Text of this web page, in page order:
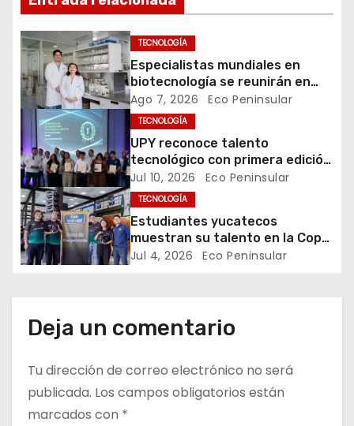
i
ó
n
d
e
e
n
t
d
a
s
TECNOLOGÍA
Especialistas mundiales en
biotecnología se reunirán en
Yucatán
Ago 7, 2026 Eco Peninsular
TECNOLOGÍA
UPY reconoce talento
tecnológico con primera edición
de los Tech Awards
Jul 10, 2026 Eco Peninsular
TECNOLOGÍA
Estudiantes yucatecos
muestran su talento en la Copa
FutBotMx 2026
Jul 4, 2026 Eco Peninsular
Deja un comentario
Tu dirección de correo electrónico no será
publicada. Los campos obligatorios están
marcados con *